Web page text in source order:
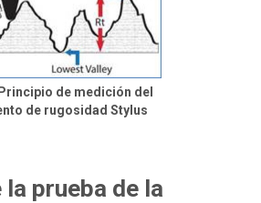
de medición del
de rugosidad Stylus
la prueba de la